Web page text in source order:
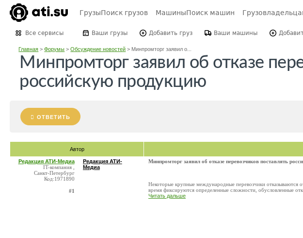
ГрузыПоиск грузов МашиныПоиск машин
Все сервисы Ваши грузы Добавить груз Ваши машины
Главная >Форумы >Обсуждение новостей > Минпромторг заявил о...
Минпромторг заявил об отказе
российскую продукцию
ОТВЕТИТЬ
Автор
Редакция АТИ-Медиа
IT-компания ,
Санкт-Петербург
Код:1971890
#1
Редакция АТИ-
Медиа
Минпромторг заявил об отказе перевозчиков поставлять
Некоторые крупные международные перевозчики
время фиксируются определенные сложности, обусловленные
Читать дальше